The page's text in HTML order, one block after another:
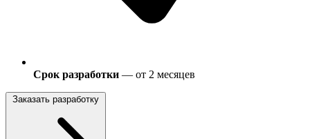
Срок разработки — от 2 месяцев